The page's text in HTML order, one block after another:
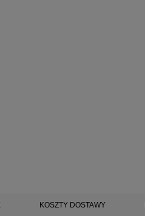
KOSZTY DOSTAWY